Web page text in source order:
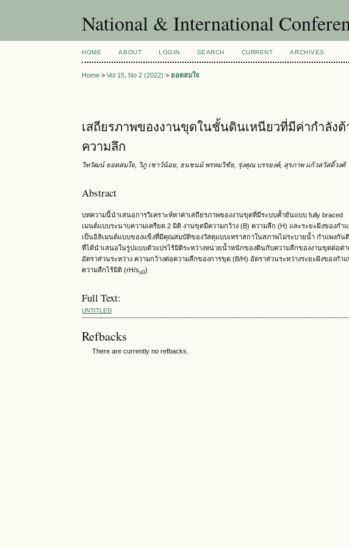
National & International
HOME ABOUT LOGIN SEARCH CURRENT ARCHIVES
Home >Vol 15, No 2 (2022) > ยอดสมใจ
เสถียรภาพของงานขุดในชั้นดินเหนียวที่มีค่ากำลัง
ความลึก
วิทวัฒน์ ยอดสมใจ, วิภู เชาว์น้อย, ธนชนม์ พรหมวิชัย, รุ่งคุณ บรรยงค์, สุรภาพ แก้วสวัสดิ์วงศ์
Abstract
บทความนี้นำเสนอการวิเคราะห์หาค่าเสถียรภาพของงานขุดที่มีระบบค้ำยันแบบ fully
เมนต์แบบระนาบความเครียด 2 มิติ งานขุดมีความกว้าง (B) ความลึก (H) และระยะฝังของก
เป็นอิลิเมนต์แบบของแข็งที่มีคุณสมบัติของวัสดุแบบเทราสกาในสภาพไม่ระบายน้ำ กำแพง
ที่ได้นำเสนอในรูปแบบตัวแปรไร้มิติระหว่างหน่วยน้ำหนักของดินกับความลึกของงานขุดต่อค่
อัตราส่วนระหว่าง ความกว้างต่อความลึกของการขุด (B/H) อัตราส่วนระหว่างระยะฝังของ
ความลึกไร้มิติ (rH/su0)
Full Text:
UNTITLED
Refbacks
There are currently no refbacks.